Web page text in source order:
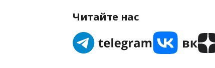
Читайте нас